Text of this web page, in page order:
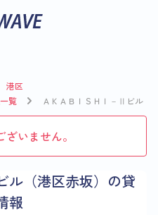
港区
覧
ＡＫＡＢＩＳＨＩ－Ⅱビル
いません。
ル（港区赤坂）の貸
報